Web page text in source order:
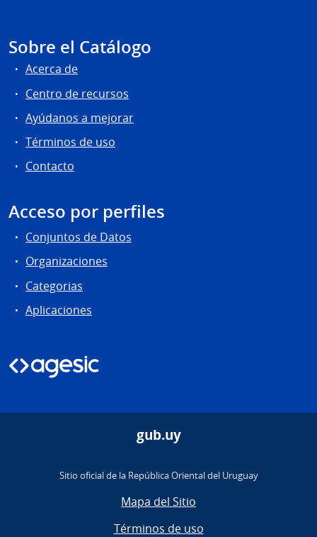
Sobre el Catálogo
Acerca de
Centro de recursos
Ayúdanos a mejorar
Términos de uso
Contacto
Acceso por perfiles
Conjuntos de Datos
Organizaciones
Categorias
Aplicaciones
gub.uy
Sitio oficial de la República Oriental del Uruguay
Mapa del Sitio
Términos de uso